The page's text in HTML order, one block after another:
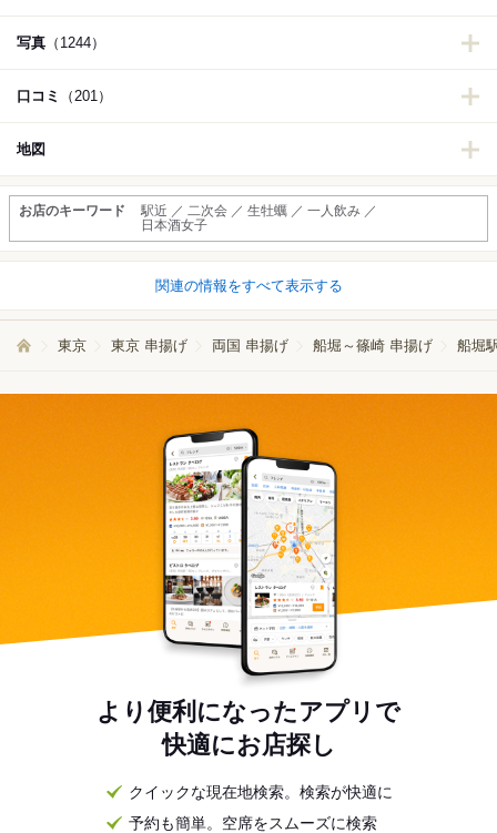
写真 （1244）
口コミ （201）
地図
お店のキーワード
駅近 ／ 二次会 ／ 生牡蠣 ／ 一人飲み ／
日本酒女子
関連の情報をすべて表示する
東京 東京 串揚げ 両国 串揚げ 船堀～篠崎 串揚げ 船堀
より便利になったアプリで
快適にお店探し
クイックな現在地検索。検索が快適に
予約も簡単。空席をスムーズに検索